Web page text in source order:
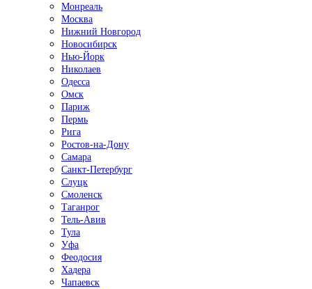
Монреаль
Москва
Нижний Новгород
Новосибирск
Нью-Йорк
Николаев
Одесса
Омск
Париж
Пермь
Рига
Ростов-на-Дону
Самара
Санкт-Петербург
Слуцк
Смоленск
Таганрог
Тель-Авив
Тула
Уфа
Феодосия
Хадера
Чапаевск